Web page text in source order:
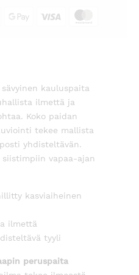
kauluspaita
ilmettä ja
Koko paidan
tekee mallista
yhdisteltävän.
vapaa-ajan
kasviaiheinen
ilmettä
tyyli
peruspaita